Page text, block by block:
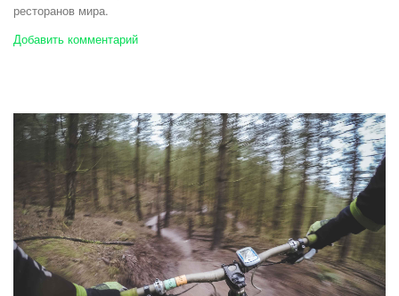
ресторанов мира.
Добавить комментарий